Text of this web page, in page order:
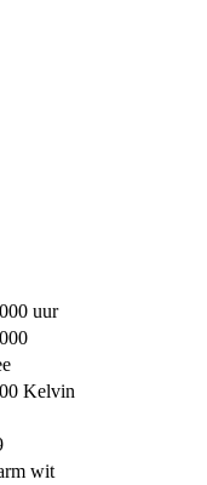
uur
Kelvin
wit